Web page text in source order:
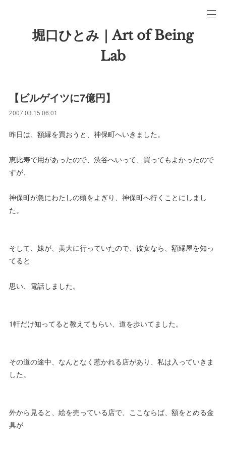
堀口ひとみ｜Art of Being
Lab
【ビルゲイツに7億円】
2007.03.15 06:01
昨日は、額縁を買おうと、神保町へいきました。
恵比寿で用があったので、渋谷へいって、買ってもよかったので
すが、
神保町が急にわたしの頭をよぎり、神保町へ行くことにしまし
た。
そして、妹が、美大に行っていたので、彼女なら、額縁屋を知っ
てると
思い、電話しました。
1軒だけ知ってると教えてもらい、道を歩いてました。
その道の途中、なんとなく惹かれる店があり、私は入っていきま
した。
外から見ると、絵を売っている店で、ここならば、額をとめる金
具が